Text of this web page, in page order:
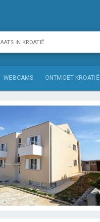
WEBCAMS ONTMOET KROATIË